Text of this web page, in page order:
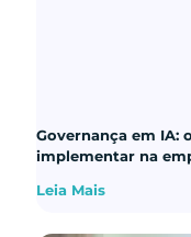
Governança em IA:
implementar na
Leia Mais